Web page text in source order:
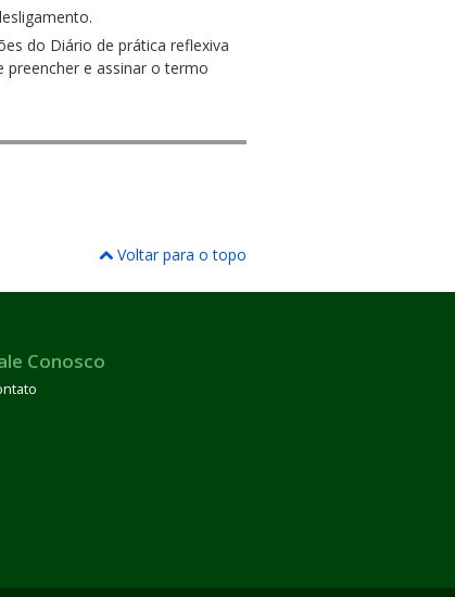
do Diário de prática reflexiva
e assinar o termo
Voltar para o topo
Conosco